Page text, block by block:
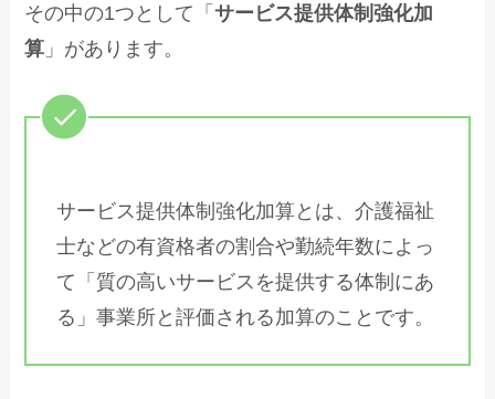
その中の1つとして「サービス提供体制強化加
算 」があります。
サービス提供体制強化加算とは、介護福祉
士などの有資格者の割合や勤続年数によっ
て「質の高いサービスを提供する体制にあ
る」事業所と評価される加算のことです。